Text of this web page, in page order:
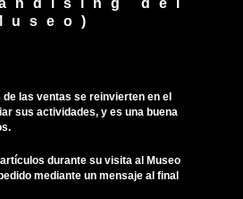
del
las ventas se reinvierten en el
sus actividades, y es una buena
durante su visita al Museo
mediante un mensaje al final